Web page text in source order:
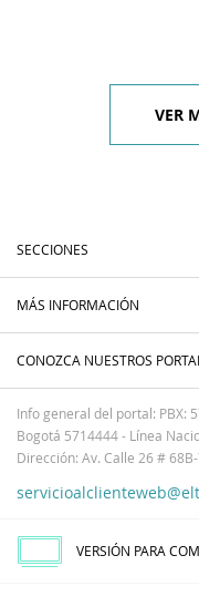
VER
SECCIONES
MÁS INFORMACIÓN
CONOZCA NUESTROS
Info general del portal: PBX:
Bogotá 5714444 - Línea
Dirección: Av. Calle 26 #
VERSIÓN PARA